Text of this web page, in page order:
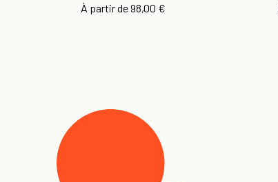
À partir de98,00 €